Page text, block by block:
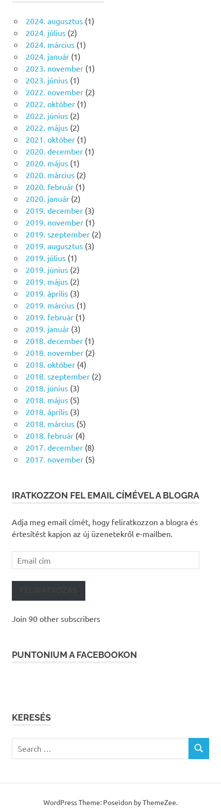
2024. augusztus(1)
2024. július(2)
2024. március(1)
2024. január(1)
2023. november(1)
2023. június(1)
2022. november(2)
2022. október(1)
2022. június(2)
2022. május(2)
2021. október(1)
2020. december(1)
2020. május(1)
2020. március(2)
2020. február(1)
2020. január(2)
2019. december(3)
2019. november(1)
2019. szeptember(2)
2019. augusztus(3)
2019. július(1)
2019. június(2)
2019. május(2)
2019. április(3)
2019. március(1)
2019. február(1)
2019. január(3)
2018. december(1)
2018. november(2)
2018. október(4)
2018. szeptember(2)
2018. június(3)
2018. május(5)
2018. április(3)
2018. március(5)
2018. február(4)
2017. december(8)
2017. november(5)
IRATKOZZON FEL EMAIL CÍMÉVEL A BLOGRA
Adja meg email címét, hogy feliratkozzon a blogra és
értesítést kapjon az új üzenetekről e-mailben.
Email
cím
Join 90 other subscribers
PUNTONIUM A FACEBOOKON
KERESÉS
for:
SEARCH
WordPress Theme: Poseidon by ThemeZee.